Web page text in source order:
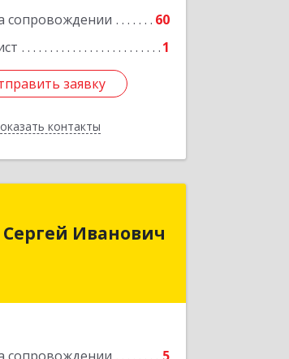
сопровождении
60
1
заявку
контакты
заявку
Назад
Иванович
обл, г.Кемерово,
дом № 90, кв.104
Подробнее